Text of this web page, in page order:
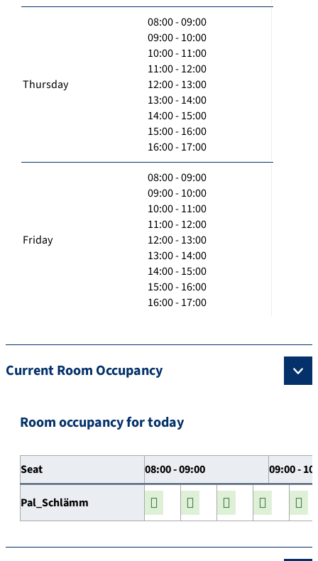
Thursday
08:00 - 09:00
09:00 - 10:00
10:00 - 11:00
11:00 - 12:00
12:00 - 13:00
13:00 - 14:00
14:00 - 15:00
15:00 - 16:00
16:00 - 17:00
Friday
08:00 - 09:00
09:00 - 10:00
10:00 - 11:00
11:00 - 12:00
12:00 - 13:00
13:00 - 14:00
14:00 - 15:00
15:00 - 16:00
16:00 - 17:00
Current Room Occupancy
Room occupancy for today
Seat 08:00 - 09:00 09:00 -
Pal_Schlämm